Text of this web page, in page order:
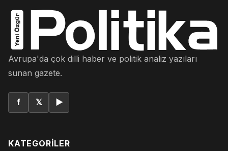
Avrupa'da çok dilli haber ve politik analiz yazıları
sunan gazete.
f 𝕏 ▶
KATEGORILER